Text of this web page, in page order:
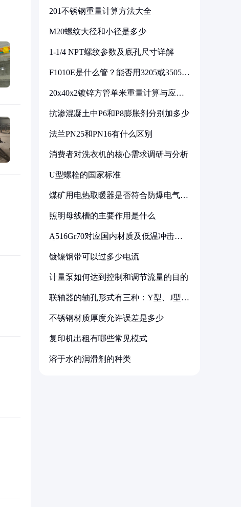
201不锈钢重量计算方法大全
M20螺纹大径和小径是多少
1-1/4 NPT螺纹参数及底孔尺寸详解
F1010E是什么管？能否用3205或3505代
20x40x2镀锌方管单米重量计算与应用
抗渗混凝土中P6和P8膨胀剂分别加多少
法兰PN25和PN16有什么区别
消费者对洗衣机的核心需求调研与分析
U型螺栓的国家标准
煤矿用电热取暖器是否符合防爆电气设
照明母线槽的主要作用是什么
A516Gr70对应国内材质及低温冲击要
镀镍钢带可以过多少电流
计量泵如何达到控制和调节流量的目的
联轴器的轴孔形式有三种：Y型、J型、
不锈钢材质厚度允许误差是多少
复印机出租有哪些常见模式
溶于水的润滑剂的种类